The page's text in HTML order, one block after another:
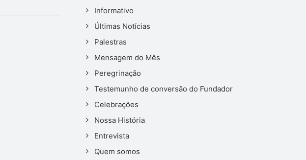
Informativo
Últimas Notícias
Palestras
Mensagem do Mês
Peregrinação
Testemunho de conversão do Fundador
Celebrações
Nossa História
Entrevista
Quem somos